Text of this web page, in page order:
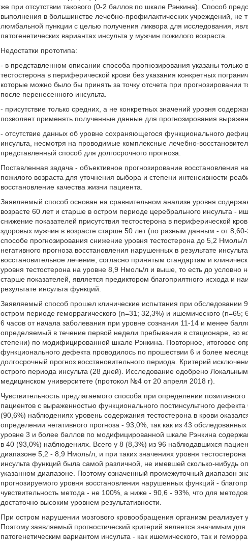
же при отсутствии такового (0-2 баллов по шкале Рэнкина). Способ
выполнения в большинстве лечебно-профилактических учреждений, не
люмбальной пункции с целью получения ликвора для исследования,
патогенетических вариантах инсульта у мужчин пожилого возраста.
Недостатки прототипа:
- в представленном описании способа прогнозирования указаны
тестостерона в периферической крови без указания конкретных
которые можно было бы принять за точку отсчета при
после перенесенного инсульта.
- присутствие только средних, а не конкретных значений уровня
позволяет применять полученные данные для прогнозирования
- отсутствие данных об уровне сохраняющегося функционального
инсульта, несмотря на проводимые комплексные лечебно-
представленный способ для долгосрочного прогноза.
Поставленная задача - объективное прогнозирование восстановления
пожилого возраста для уточнения выбора и степени интенсивности
восстановление качества жизни пациента.
Заявляемый способ основан на сравнительном анализе уровня
возрасте 60 лет и старше в остром периоде церебрального инсульта -
снижение показателей присутствия тестостерона в периферической
здоровых мужчин в возрасте старше 50 лет (по разным данным - от
способе прогнозирования снижение уровня тестостерона до 5,2 Нмоль/
негативного прогноза восстановления нарушенных в результате
восстановительное лечение, согласно принятым стандартам и
уровня тестостерона на уровне 8,9 Нмоль/л и выше, то есть до условно
старше показателей, является предиктором благоприятного исхода и
результате инсульта функций.
Заявляемый способ прошел клинические испытания при обследовании
остром периоде геморрагического (n=31; 32,3%) и ишемического (n=65;
6 часов от начала заболевания при уровне сознания 11-14 и менее
определяемый в течение первой недели пребывания в стационаре, во
степени) по модифицированной шкале Рэнкина. Повторное, итоговое
функционального дефекта проводилось по прошествии 6 и более
долгосрочный прогноз восстановительного периода. Критерий
острого периода инсульта (28 дней). Исследование одобрено
медицинском университете (протокол №4 от 20 апреля 2018 г).
Чувствительность предлагаемого способа при определении
пациентов с выраженностью функционального постинсультного
(90,6%) наблюдениях уровень содержания тестостерона в крови
определении негативного прогноза - 93,0%, так как из 43
уровне 3 и более баллов по модифицированной шкале Рэнкина
в 40 (93,0%) наблюдениях. Всего у 8 (8,3%) из 96 наблюдавшихся
диапазоне 5,2 - 8,9 Нмоль/л, и при таких значениях уровня
инсульта функций была самой различной, не имевшей сколько-нибудь
указанном диапазоне. Поэтому означенный промежуточный диапазон
прогнозируемого уровня восстановления нарушенных функций -
чувствительность метода - не 100%, а ниже - 90,6 - 93%, что для
достаточно высоким уровнем результативности.
При остром нарушении мозгового кровообращения организм
Поэтому заявляемый прогностический критерий является значимым
патогенетическим вариантом инсульта - как ишемического, так и